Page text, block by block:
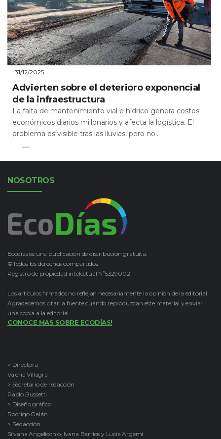
31/12/2025
Advierten sobre el deterioro exponencial
de la infraestructura
La falta de mantenimiento vial e hídrico genera costos
económicos diarios millonarios y afecta la logística. El
problema es visible tras las lluvias, pero no...
Leer Más
NOSOTROS
Ecodías es una publicación de distribución gratuita.
©Todos los derechos compartidos.
Registro de propiedad intelectual Nº5329002
Los artículos firmados no reflejan necesariamente la opinión de la editorial.
Agradecemos citar la fuente cuando reproduzcan este material y enviar
una copia a la editorial.
CONOCE MAS SOBRE ECODÍAS!
> Directora
Valeria Villagra
> Secretario de redacción
Pablo Bussetti
> Diseño gráfico
Rodrigo Galán
> Redacción
Silvana Angelicchio, Ivana Barrios y Lucía Argemi